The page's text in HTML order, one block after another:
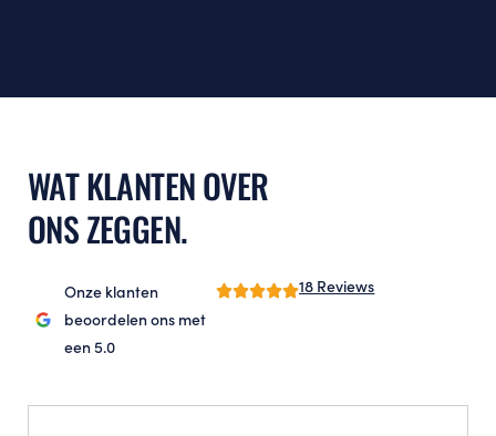
WAT KLANTEN OVER
ONS ZEGGEN.
Onze klanten
beoordelen ons met
een 5.0
18 Reviews